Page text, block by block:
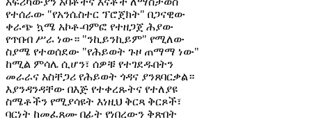
የተሰራው "የአንሴስተር ፕሮጀክት" በጋናዊው
ቀራጭ ኳሜ አኮቶ-ባምፎ የተዘጋጀ ሕያው
የጥበብ ሥራ ነው። "ንኪይንኪይም" የሚለው
ስያሜ የተወሰደው "የሕይወት ጉዞ ጠማማ ነው"
ከሚል ምሳሌ ሲሆን፣ ሰዎቹ የተገደዱበትን
መራራና አስቸጋሪ የሕይወት ጎዳና ያንጸባርቃል።
እያንዳንዳቸው በእጅ የተቀረጹትና የተለያዩ
ስሜቶችን የሚያሳዩት እነዚህ ቅርጻ ቅርጾች፣
ባርነት ከመፈጸሙ በፊት የነበረውን ቅጽበት